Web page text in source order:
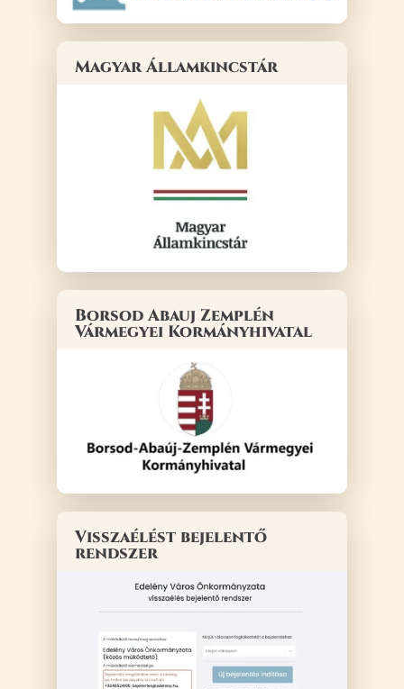
Magyar Államkincstár
Borsod Abauj Zemplén
Vármegyei Kormányhivatal
Visszaélést bejelentő
rendszer